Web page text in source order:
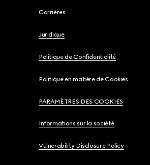
Carrières
Juridique
Politique de Confidentialité
Politique en matière de Cookies
PARAMÈTRES DES COOKIES
Informations sur la société
Vulnerability Disclosure Policy